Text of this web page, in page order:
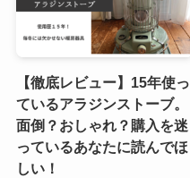
【徹底レビュー】15年使っ
ているアラジンストーブ。
面倒？おしゃれ？購入を迷
っているあなたに読んでほ
しい！